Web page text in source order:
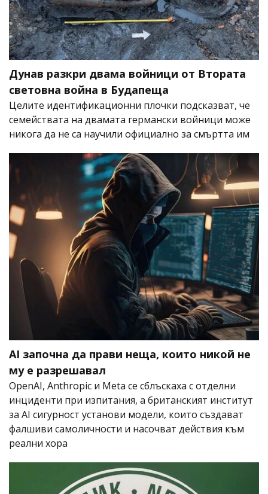
Дунав разкри двама войници от Втората
световна война в Будапеща
Целите идентификационни плочки подсказват, че
семействата на двамата германски войници може
никога да не са научили официално за смъртта им
AI започна да прави неща, които никой не
му е разрешавал
OpenAI, Anthropic и Meta се сблъскаха с отделни
инциденти при изпитания, а британският институт
за AI сигурност установи модели, които създават
фалшиви самоличности и насочват действия към
реални хора